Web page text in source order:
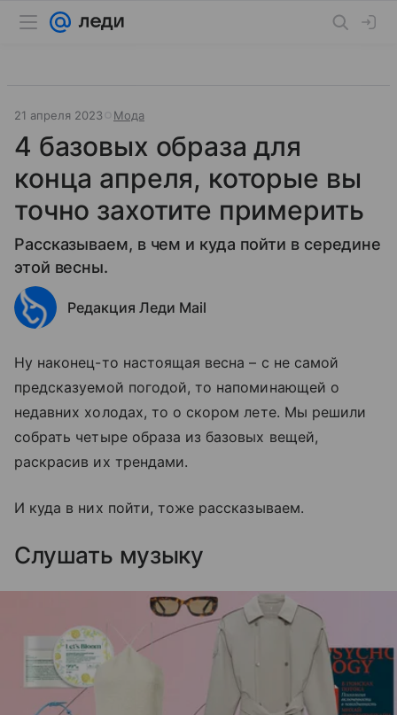
21 апреля 2023 Мода
4 базовых образа для
конца апреля, которые вы
точно захотите примерить
Рассказываем, в чем и куда пойти в середине
этой весны.
Редакция Леди Mail
Ну наконец-то настоящая весна – с не самой
предсказуемой погодой, то напоминающей о
недавних холодах, то о скором лете. Мы решили
собрать четыре образа из базовых вещей,
раскрасив их трендами.
И куда в них пойти, тоже рассказываем.
Слушать музыку